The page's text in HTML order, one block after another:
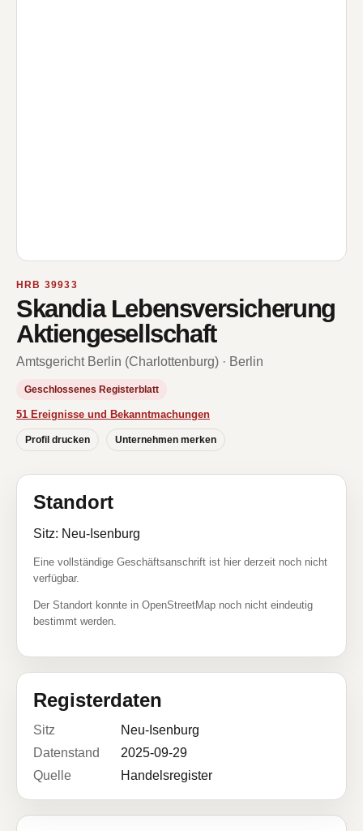
HRB 39933
Skandia Lebensversicherung
Aktiengesellschaft
Amtsgericht Berlin (Charlottenburg) · Berlin
Geschlossenes Registerblatt
51 Ereignisse und Bekanntmachungen
Profil drucken Unternehmen merken
Standort
Sitz: Neu-Isenburg
Eine vollständige Geschäftsanschrift ist hier derzeit noch nicht
verfügbar.
Der Standort konnte in OpenStreetMap noch nicht eindeutig
bestimmt werden.
Registerdaten
Sitz
Neu-Isenburg
Datenstand
2025-09-29
Quelle
Handelsregister